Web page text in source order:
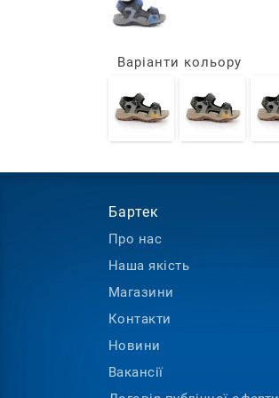
Варіанти кольору
Бартек
Про нас
Наша якість
Інформація
Допомога
Магазини
Контакти
Новини
Вакансії